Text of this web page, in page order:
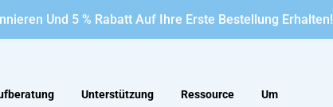
Und 5 % Rabatt Auf Ihre Erste Bestellung Erhalten!
Unterstützung Ressource Um